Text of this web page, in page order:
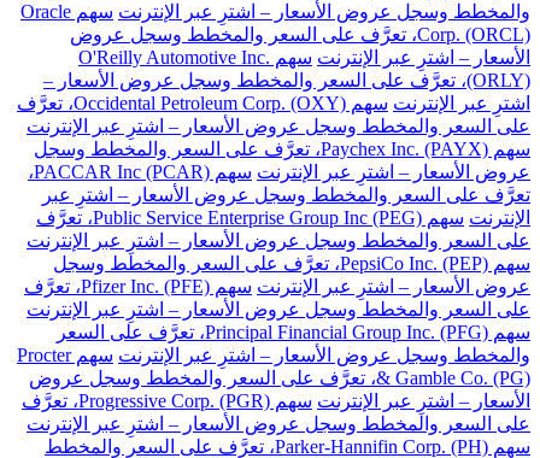
والمخطط وسجل عروض الأسعار – اشترِ عبر الإنترنت
سهم Oracle
Corp. (ORCL)، تعرَّف على السعر والمخطط وسجل عروض
الأسعار – اشترِ عبر الإنترنت
سهم O'Reilly Automotive Inc.
(ORLY)، تعرَّف على السعر والمخطط وسجل عروض الأسعار –
اشترِ عبر الإنترنت
سهم Occidental Petroleum Corp. (OXY)، تعرَّف
على السعر والمخطط وسجل عروض الأسعار – اشترِ عبر الإنترنت
سهم Paychex Inc. (PAYX)، تعرَّف على السعر والمخطط وسجل
عروض الأسعار – اشترِ عبر الإنترنت
سهم PACCAR Inc (PCAR)،
تعرَّف على السعر والمخطط وسجل عروض الأسعار – اشترِ عبر
الإنترنت
سهم Public Service Enterprise Group Inc (PEG)، تعرَّف
على السعر والمخطط وسجل عروض الأسعار – اشترِ عبر الإنترنت
سهم PepsiCo Inc. (PEP)، تعرَّف على السعر والمخطط وسجل
عروض الأسعار – اشترِ عبر الإنترنت
سهم Pfizer Inc. (PFE)، تعرَّف
على السعر والمخطط وسجل عروض الأسعار – اشترِ عبر الإنترنت
سهم Principal Financial Group Inc. (PFG)، تعرَّف على السعر
والمخطط وسجل عروض الأسعار – اشترِ عبر الإنترنت
سهم Procter
& Gamble Co. (PG)، تعرَّف على السعر والمخطط وسجل عروض
الأسعار – اشترِ عبر الإنترنت
سهم Progressive Corp. (PGR)، تعرَّف
على السعر والمخطط وسجل عروض الأسعار – اشترِ عبر الإنترنت
سهم Parker-Hannifin Corp. (PH)، تعرَّف على السعر والمخطط